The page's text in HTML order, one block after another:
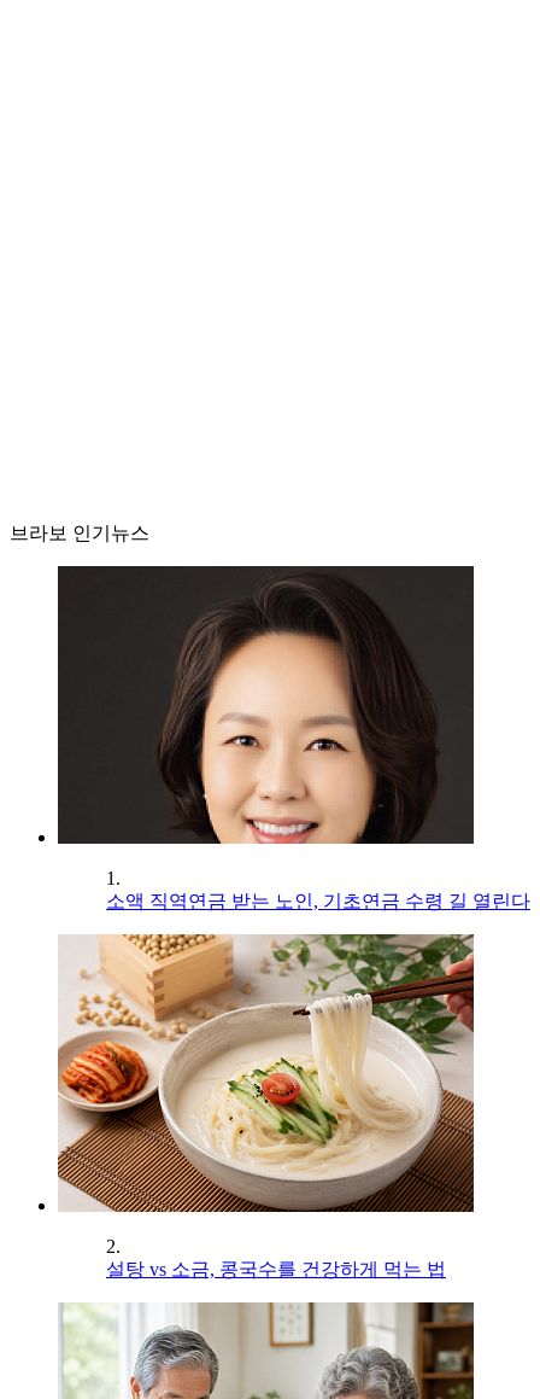
브라보 인기뉴스
1.
소액 직역연금 받는 노인, 기초연금 수령 길 열린다
2.
설탕 vs 소금, 콩국수를 건강하게 먹는 법